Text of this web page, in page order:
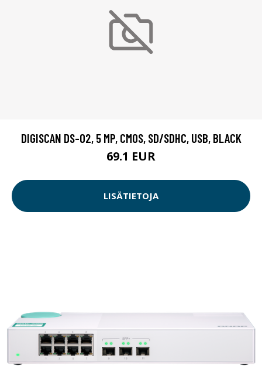
DIGISCAN DS-02, 5 MP, CMOS, SD/SDHC, USB, BLACK
69.1 EUR
LISÄTIETOJA